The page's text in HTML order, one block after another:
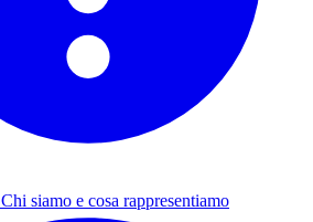
Chi siamo e cosa rappresentiamo